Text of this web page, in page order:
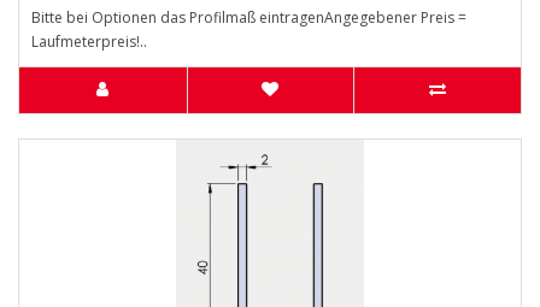
Bitte bei Optionen das Profilmaß eintragenAngegebener Preis =
Laufmeterpreis!..